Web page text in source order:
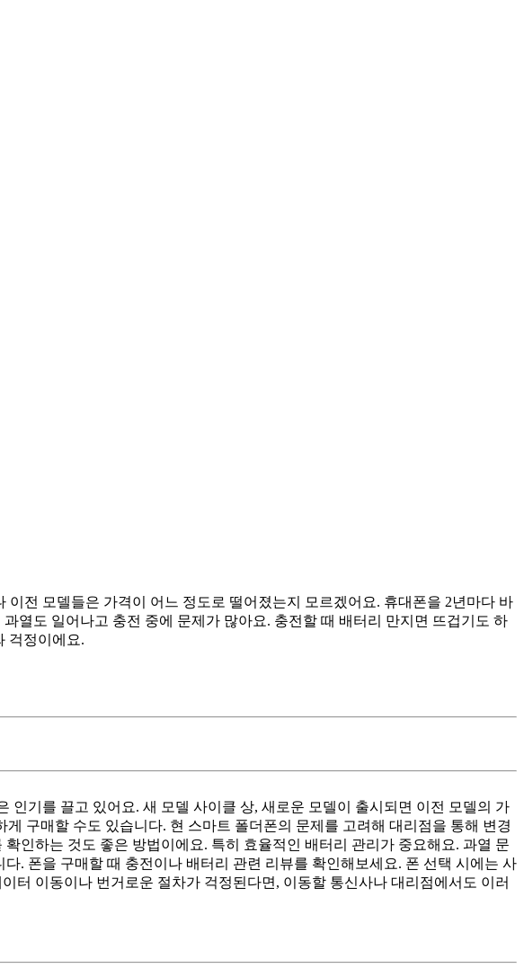
전 모델들은 가격이 어느 정도로 떨어졌는지 모르겠어요. 휴대폰을 2년마다 바
열도 일어나고 충전 중에 문제가 많아요. 충전할 때 배터리 만지면 뜨겁기도 하
걱정이에요.
기를 끌고 있어요. 새 모델 사이클 상, 새로운 모델이 출시되면 이전 모델의 가
구매할 수도 있습니다. 현 스마트 폴더폰의 문제를 고려해 대리점을 통해 변경
인하는 것도 좋은 방법이에요. 특히 효율적인 배터리 관리가 중요해요. 과열 문
. 폰을 구매할 때 충전이나 배터리 관련 리뷰를 확인해보세요. 폰 선택 시에는 사
터 이동이나 번거로운 절차가 걱정된다면, 이동할 통신사나 대리점에서도 이러